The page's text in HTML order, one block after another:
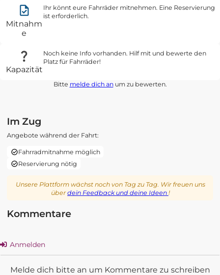
Mitnahm
e
Ihr könnt eure Fahrräder mitnehmen. Eine Reservierung
ist erforderlich.
Kapazität
Noch keine Info vorhanden. Hilf mit und bewerte den
Platz für Fahrräder!
Bitte melde dich anum zu bewerten.
Im Zug
Angebote während der Fahrt:
Fahrradmitnahme möglich
Reservierung nötig
Unsere Plattform wächst noch von Tag zu Tag. Wir freuen uns
überdein Feedback und deine Ideen !
Kommentare
Anmelden
Melde dich bitte an um Kommentare zu schreiben